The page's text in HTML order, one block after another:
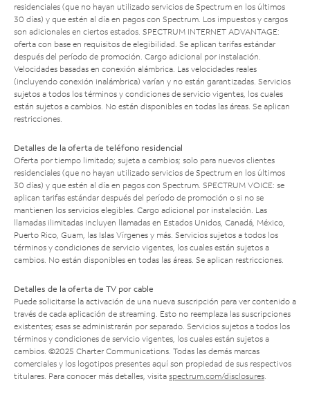
residenciales (que no hayan utilizado servicios de Spectrum en los últimos
30 días) y que estén al día en pagos con Spectrum. Los impuestos y cargos
son adicionales en ciertos estados. SPECTRUM INTERNET ADVANTAGE:
oferta con base en requisitos de elegibilidad. Se aplican tarifas estándar
después del período de promoción. Cargo adicional por instalación.
Velocidades basadas en conexión alámbrica. Las velocidades reales
(incluyendo conexión inalámbrica) varían y no están garantizadas. Servicios
sujetos a todos los términos y condiciones de servicio vigentes, los cuales
están sujetos a cambios. No están disponibles en todas las áreas. Se aplican
restricciones.
Detalles de la oferta de teléfono residencial
Oferta por tiempo limitado; sujeta a cambios; solo para nuevos clientes
residenciales (que no hayan utilizado servicios de Spectrum en los últimos
30 días) y que estén al día en pagos con Spectrum. SPECTRUM VOICE: se
aplican tarifas estándar después del período de promoción o si no se
mantienen los servicios elegibles. Cargo adicional por instalación. Las
llamadas ilimitadas incluyen llamadas en Estados Unidos, Canadá, México,
Puerto Rico, Guam, las Islas Vírgenes y más. Servicios sujetos a todos los
términos y condiciones de servicio vigentes, los cuales están sujetos a
cambios. No están disponibles en todas las áreas. Se aplican restricciones.
Detalles de la oferta de TV por cable
Puede solicitarse la activación de una nueva suscripción para ver contenido a
través de cada aplicación de streaming. Esto no reemplaza las suscripciones
existentes; esas se administrarán por separado. Servicios sujetos a todos los
términos y condiciones de servicio vigentes, los cuales están sujetos a
cambios. ©2025 Charter Communications. Todas las demás marcas
comerciales y los logotipos presentes aquí son propiedad de sus respectivos
titulares. Para conocer más detalles, visita spectrum.com/disclosures